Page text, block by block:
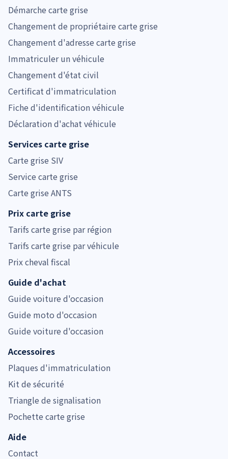
Démarche carte grise
Changement de propriétaire carte grise
Changement d'adresse carte grise
Immatriculer un véhicule
Changement d'état civil
Certificat d'immatriculation
Fiche d'identification véhicule
Déclaration d'achat véhicule
Services carte grise
Carte grise SIV
Service carte grise
Carte grise ANTS
Prix carte grise
Tarifs carte grise par région
Tarifs carte grise par véhicule
Prix cheval fiscal
Guide d'achat
Guide voiture d'occasion
Guide moto d'occasion
Guide voiture d'occasion
Accessoires
Plaques d'immatriculation
Kit de sécurité
Triangle de signalisation
Pochette carte grise
Aide
Contact